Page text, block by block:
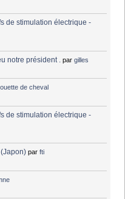
de stimulation électrique -
notre président . pargilles
de cheval
de stimulation électrique -
parfti